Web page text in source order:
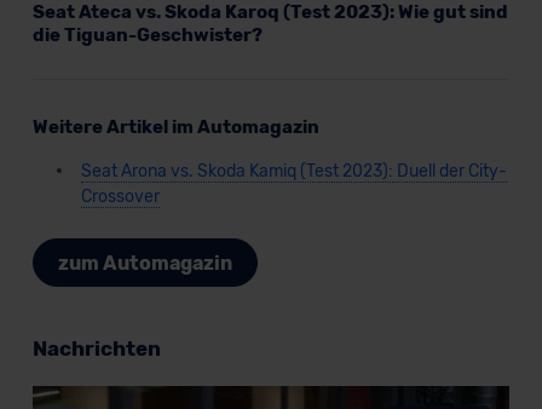
Seat Ateca vs. Skoda Karoq (Test 2023): Wie gut sind
die Tiguan-Geschwister?
Weitere Artikel im Automagazin
Seat Arona vs. Skoda Kamiq (Test 2023): Duell der City-
Crossover
zum Automagazin
Nachrichten